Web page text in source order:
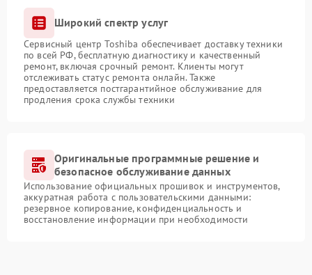
Широкий спектр услуг
Сервисный центр Toshiba обеспечивает доставку техники
по всей РФ, бесплатную диагностику и качественный
ремонт, включая срочный ремонт. Клиенты могут
отслеживать статус ремонта онлайн. Также
предоставляется постгарантийное обслуживание для
продления срока службы техники
Оригинальные программные решение и
безопасное обслуживание данных
Использование официальных прошивок и инструментов,
аккуратная работа с пользовательскими данными:
резервное копирование, конфиденциальность и
восстановление информации при необходимости